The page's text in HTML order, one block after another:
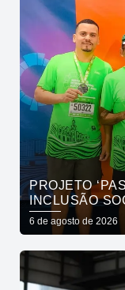
PROJETO
INCLUSÃO
EM SAÚDE
6 de agosto de 2026